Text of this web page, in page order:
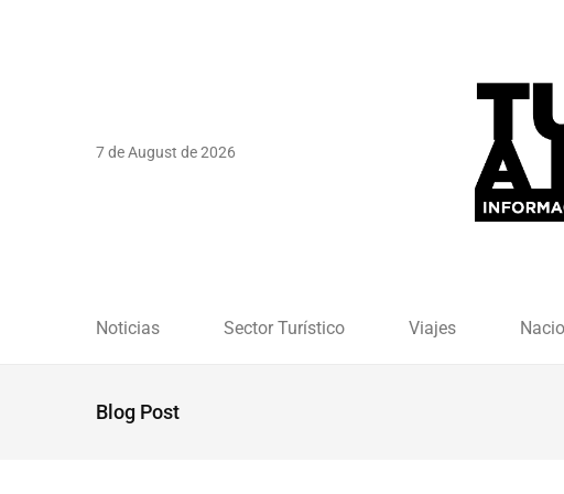
7 de August de 2026
Noticias Sector Turístico Viajes
Blog Post